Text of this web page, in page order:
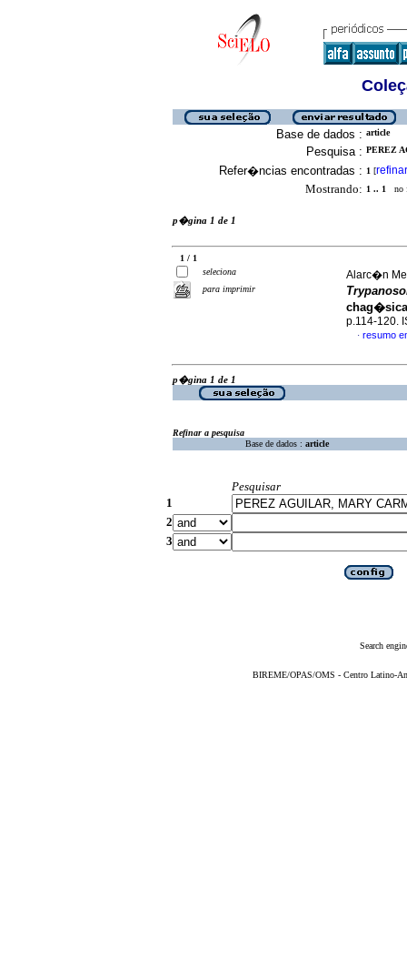
Base de dados : article
Pesquisa : PEREZ
Refer�ncias encontradas : 1 [refinar
Mostrando: 1 .. 1 no
p�gina 1 de 1
1 / 1
seleciona
para imprimir
Alarc�n
p.114-120.
· resumo
p�gina 1 de 1
Refinar a pesquisa
Base de dados : article
Pesquisar
1
2
3
Search
BIREME/OPAS/OMS - Centro Latino-